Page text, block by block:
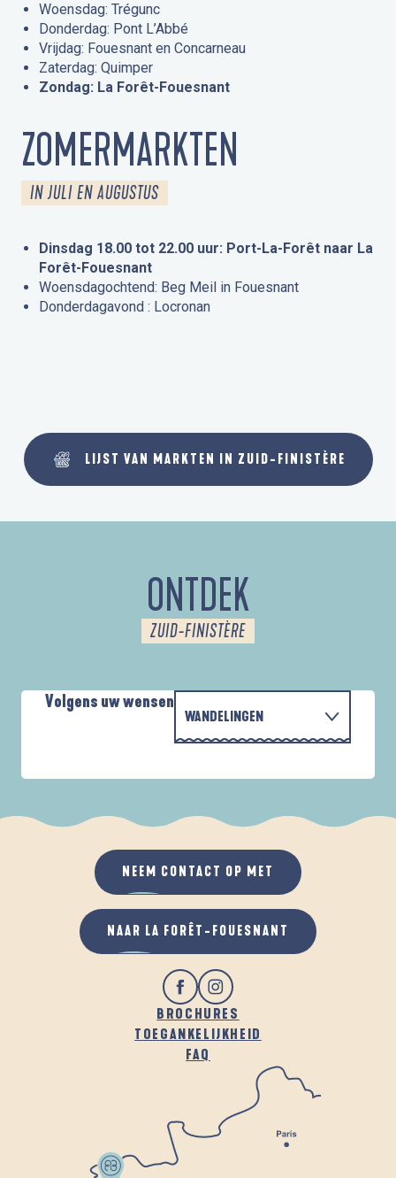
Woensdag: Trégunc
Donderdag: Pont L’Abbé
Vrijdag: Fouesnant en Concarneau
Zaterdag: Quimper
Zondag: La Forêt-Fouesnant
ZOMERMARKTEN
IN JULI EN AUGUSTUS
Dinsdag 18.00 tot 22.00 uur: Port-La-Forêt naar La
Forêt-Fouesnant
Woensdagochtend: Beg Meil in Fouesnant
Donderdagavond : Locronan
LIJST VAN MARKTEN IN ZUID-FINISTÈRE
ONTDEK
ZUID-FINISTÈRE
Volgens uw wensen
WANDELINGEN
ALS HET REGENT
IN DE FRISSE LUCHT
PARCOURS D'INTERPRÉTATION DE L'ANSE
BROCHURES
TOEGANKELIJKHEID
FAQ
NEEM CONTACT OP MET
NAAR LA FORÊT-FOUESNANT